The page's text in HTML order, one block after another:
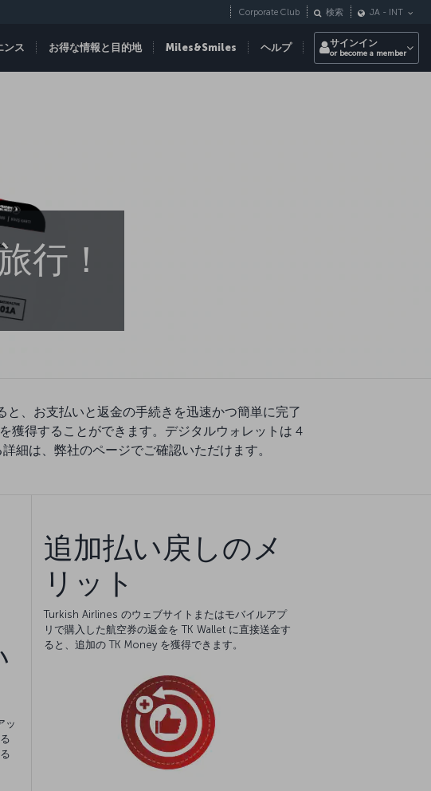
ンス お得な情報と目的地 Miles&Smiles ヘルプ
Corporate Club 検索 JA - INT
サインイン
or become a member
行！
と、お支払いと返金の手続きを迅速かつ簡単に完了
獲得することができます。デジタルウォレットは 4
細は、弊社のページでご確認いただけます。
ッ
追加払い戻しのメ
リット
Turkish Airlines のウェブサイトまたはモバイルアプ
リで購入した航空券の返金を TK Wallet に直接送金す
ると、追加の TK Money を獲得できます。